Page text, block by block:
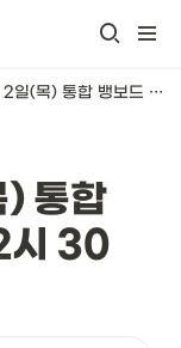
2026년 7월 2일(목) 통합 뱅보드 차트(오전 12시 30분)
통합
시 30